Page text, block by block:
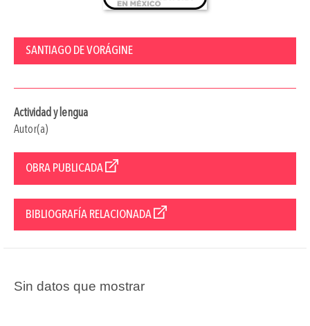
SANTIAGO DE VORÁGINE
Actividad y lengua
Autor(a)
OBRA PUBLICADA
BIBLIOGRAFÍA RELACIONADA
Sin datos que mostrar